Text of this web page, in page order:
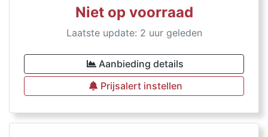
Niet op voorraad
Laatste update: 2 uur geleden
Aanbieding details
Prijsalert instellen